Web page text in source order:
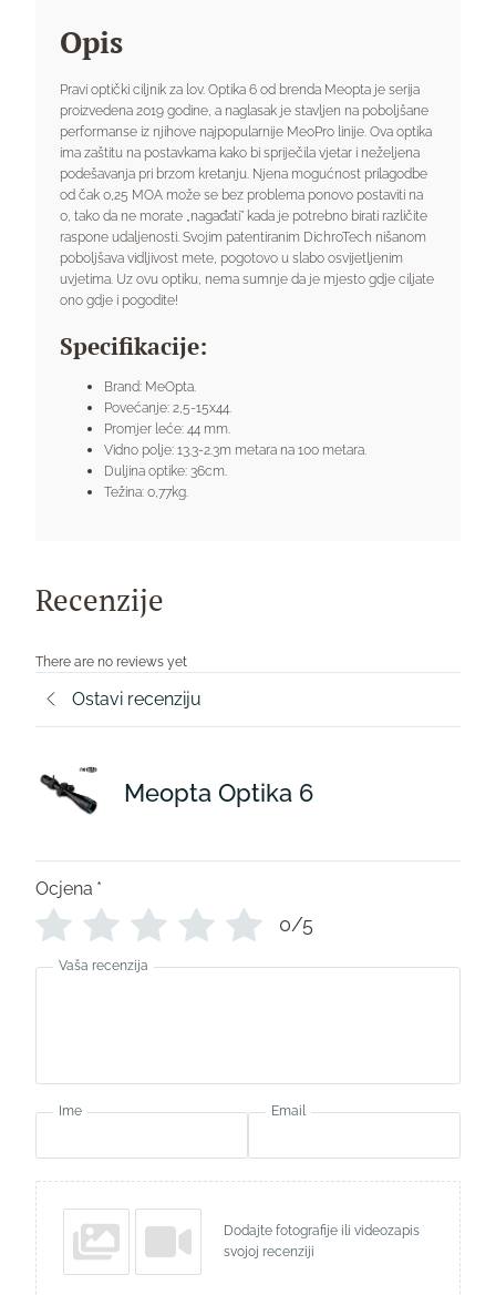
Opis
Pravi optički ciljnik za lov. Optika 6 od brenda Meopta je serija
proizvedena 2019 godine, a naglasak je stavljen na poboljšane
performanse iz njihove najpopularnije MeoPro linije. Ova optika
ima zaštitu na postavkama kako bi spriječila vjetar i neželjena
podešavanja pri brzom kretanju. Njena mogućnost prilagodbe
od čak 0,25 MOA može se bez problema ponovo postaviti na
0, tako da ne morate „nagađati” kada je potrebno birati različite
raspone udaljenosti. Svojim patentiranim DichroTech nišanom
poboljšava vidljivost mete, pogotovo u slabo osvijetljenim
uvjetima. Uz ovu optiku, nema sumnje da je mjesto gdje ciljate
ono gdje i pogodite!
Specifikacije:
Brand: MeOpta.
Povećanje: 2,5-15x44.
Promjer leće: 44 mm.
Vidno polje: 13.3-2.3m metara na 100 metara.
Duljina optike: 36cm.
Težina: 0,77kg.
Recenzije
There are no reviews yet
Ostavi recenziju
Meopta Optika 6
Ocjena *
0/5
Vaša recenzija
Ime Email
Dodajte fotografije ili videozapis
svojoj recenziji